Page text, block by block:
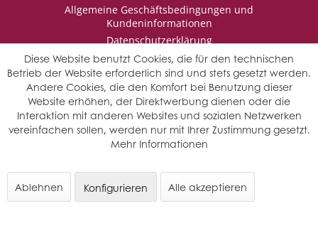
Allgemeine Geschäftsbedingungen und
Kundeninformationen
Datenschutzerklärung
Impressum
* Wir behalten uns vor den Jahrgang auszuwählen, sollten mehrere
Jahrgänge verfügbar sein.
© Saffers WinzerWelt - alle Rechte vorbehalten
Diese Website benutzt Cookies, die für den technischen
Betrieb der Website erforderlich sind und stets gesetzt werden.
Andere Cookies, die den Komfort bei Benutzung dieser
Website erhöhen, der Direktwerbung dienen oder die
Interaktion mit anderen Websites und sozialen Netzwerken
vereinfachen sollen, werden nur mit Ihrer Zustimmung gesetzt.
Mehr Informationen
Ablehnen Alle akzeptieren
Konfigurieren